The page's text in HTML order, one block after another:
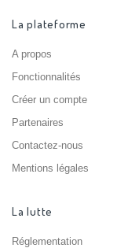
La plateforme
A propos
Fonctionnalités
Créer un compte
Partenaires
Contactez-nous
Mentions légales
La lutte
Réglementation